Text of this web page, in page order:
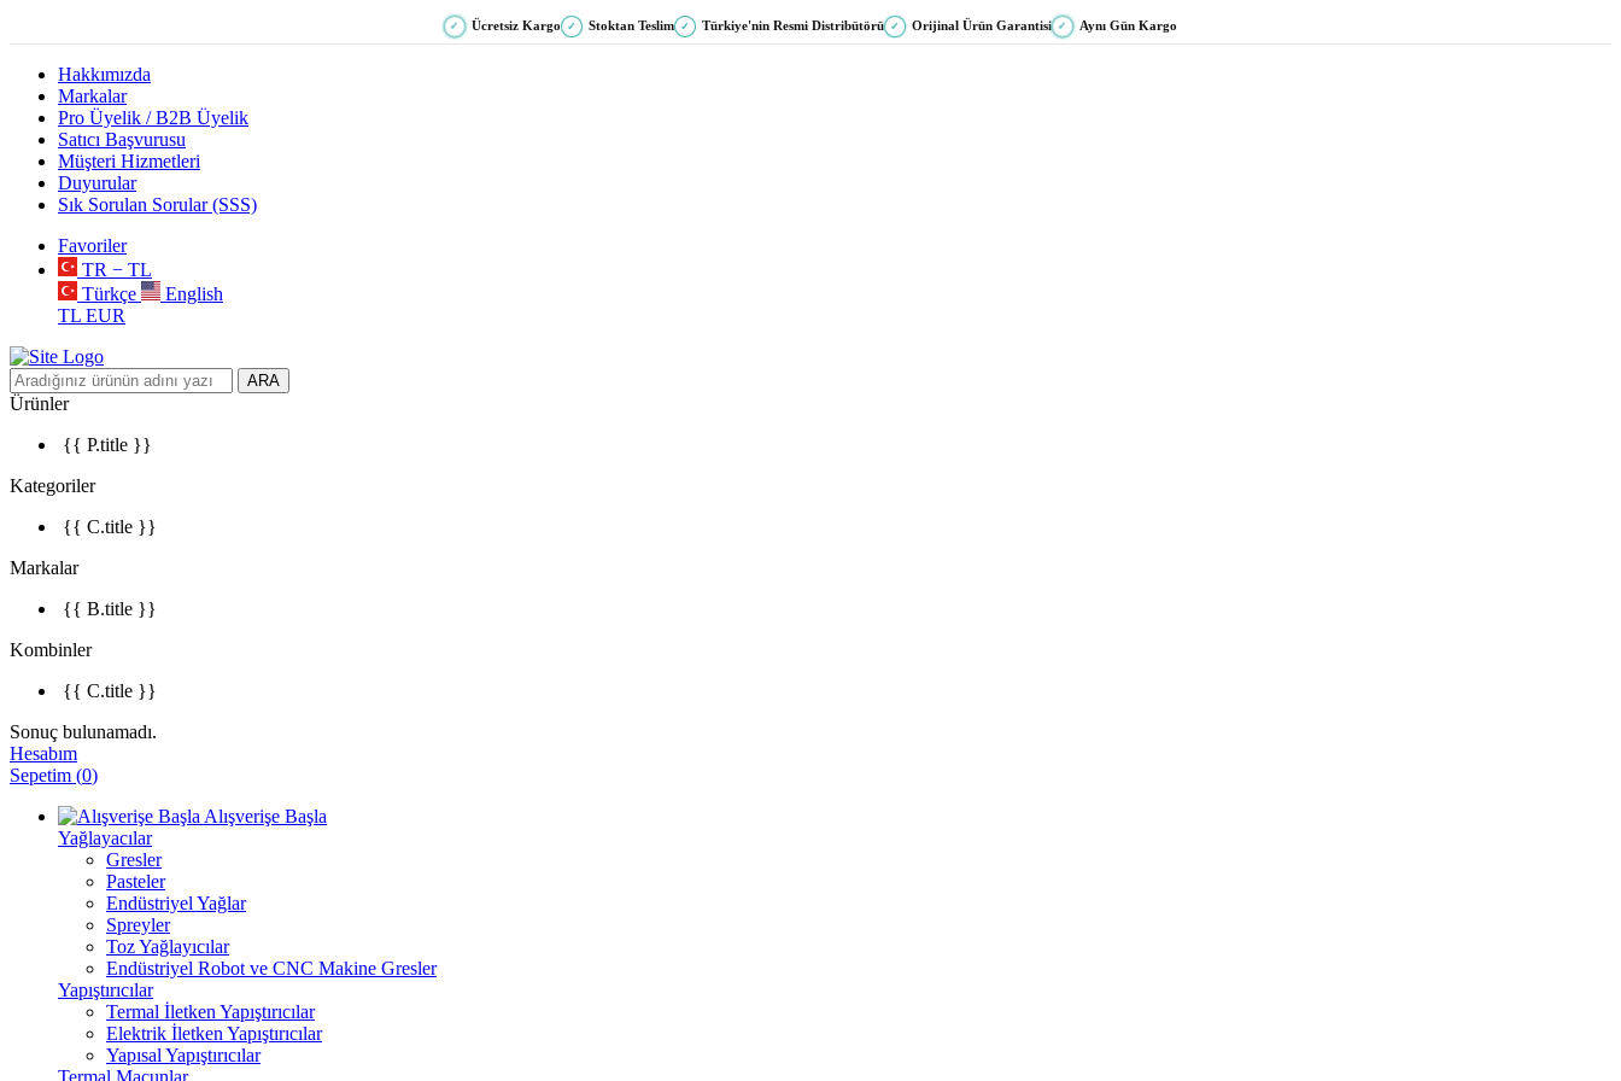
✓ Ücretsiz Kargo ✓ Stoktan Teslim ✓ Türkiye'nin Resmi Distribütörü ✓ Orijinal Ürün Garantisi ✓ Aynı Gün Kargo
Hakkımızda
Markalar
Pro Üyelik / B2B Üyelik
Satıcı Başvurusu
Müşteri Hizmetleri
Duyurular
Sık Sorulan Sorular (SSS)
Favoriler
TR − TL
Türkçe
English
TL EUR
ARA
Ürünler
{{ P.title }}
Kategoriler
{{ C.title }}
Markalar
{{ B.title }}
Kombinler
{{ C.title }}
Sonuç bulunamadı.
Hesabım
Sepetim (0)
Alışverişe Başla
Yağlayacılar
Gresler
Pasteler
Endüstriyel Yağlar
Spreyler
Toz Yağlayıcılar
Endüstriyel Robot ve CNC Makine Gresler
Yapıştırıcılar
Termal İletken Yapıştırıcılar
Elektrik İletken Yapıştırıcılar
Yapısal Yapıştırıcılar
Termal Macunlar